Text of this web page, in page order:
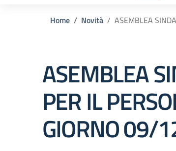
Home Novità ASEMBLEA
ASEMBLEA
PER IL
GIORNO 09/